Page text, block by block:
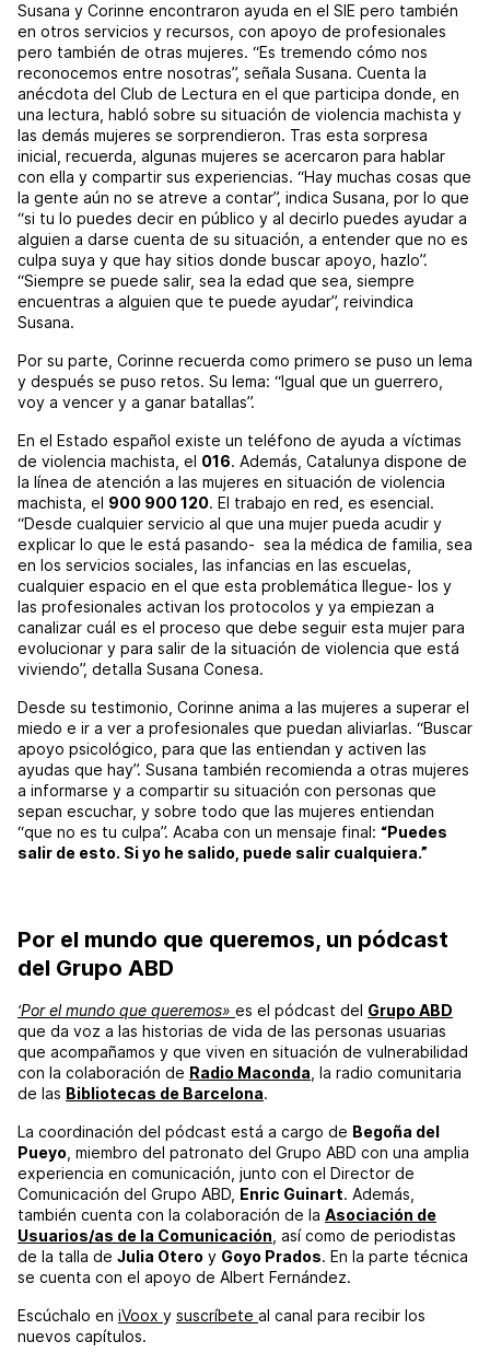
Susana y Corinne encontraron ayuda en el SIE pero también
en otros servicios y recursos, con apoyo de profesionales
pero también de otras mujeres. “Es tremendo cómo nos
reconocemos entre nosotras”, señala Susana. Cuenta la
anécdota del Club de Lectura en el que participa donde, en
una lectura, habló sobre su situación de violencia machista y
las demás mujeres se sorprendieron. Tras esta sorpresa
inicial, recuerda, algunas mujeres se acercaron para hablar
con ella y compartir sus experiencias. “Hay muchas cosas que
la gente aún no se atreve a contar”, indica Susana, por lo que
“si tu lo puedes decir en público y al decirlo puedes ayudar a
alguien a darse cuenta de su situación, a entender que no es
culpa suya y que hay sitios donde buscar apoyo, hazlo”.
“Siempre se puede salir, sea la edad que sea, siempre
encuentras a alguien que te puede ayudar”, reivindica
Susana.
Por su parte, Corinne recuerda como primero se puso un lema
y después se puso retos. Su lema: “Igual que un guerrero,
voy a vencer y a ganar batallas”.
En el Estado español existe un teléfono de ayuda a víctimas
de violencia machista, el 016. Además, Catalunya dispone de
la línea de atención a las mujeres en situación de violencia
machista, el 900 900 120. El trabajo en red, es esencial.
“Desde cualquier servicio al que una mujer pueda acudir y
explicar lo que le está pasando- sea la médica de familia, sea
en los servicios sociales, las infancias en las escuelas,
cualquier espacio en el que esta problemática llegue- los y
las profesionales activan los protocolos y ya empiezan a
canalizar cuál es el proceso que debe seguir esta mujer para
evolucionar y para salir de la situación de violencia que está
viviendo”, detalla Susana Conesa.
Desde su testimonio, Corinne anima a las mujeres a superar el
miedo e ir a ver a profesionales que puedan aliviarlas. “Buscar
apoyo psicológico, para que las entiendan y activen las
ayudas que hay”. Susana también recomienda a otras mujeres
a informarse y a compartir su situación con personas que
sepan escuchar, y sobre todo que las mujeres entiendan
“que no es tu culpa”. Acaba con un mensaje final: “Puedes
salir de esto. Si yo he salido, puede salir cualquiera.”
Por el mundo que queremos, un pódcast
del Grupo ABD
‘Por el mundo que queremos» es el pódcast del Grupo ABD
que da voz a las historias de vida de las personas usuarias
que acompañamos y que viven en situación de vulnerabilidad
con la colaboración de Radio Maconda, la radio comunitaria
de las Bibliotecas de Barcelona.
La coordinación del pódcast está a cargo de Begoña del
Pueyo, miembro del patronato del Grupo ABD con una amplia
experiencia en comunicación, junto con el Director de
Comunicación del Grupo ABD, Enric Guinart. Además,
también cuenta con la colaboración de la Asociación de
Usuarios/as de la Comunicación, así como de periodistas
de la talla de Julia Otero y Goyo Prados. En la parte técnica
se cuenta con el apoyo de Albert Fernández.
Escúchalo en iVoox y suscríbete al canal para recibir los
nuevos capítulos.